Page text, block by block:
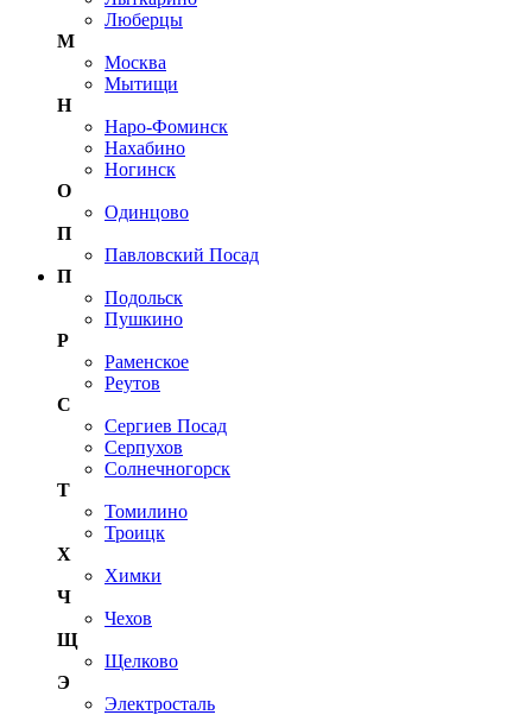
Люберцы
М
Москва
Мытищи
Н
Наро-Фоминск
Нахабино
Ногинск
О
Одинцово
П
Павловский Посад
П
Подольск
Пушкино
Р
Раменское
Реутов
С
Сергиев Посад
Серпухов
Солнечногорск
Т
Томилино
Троицк
Х
Химки
Ч
Чехов
Щ
Щелково
Э
Электросталь